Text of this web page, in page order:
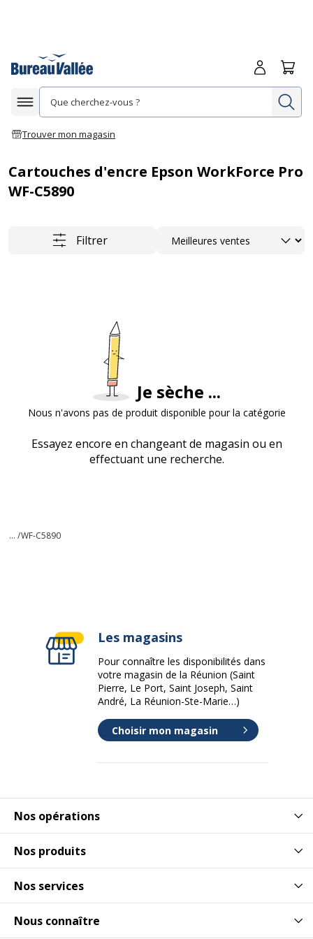
Afficher la navigation
Trouver mon magasin
Me
Cartouches d'encre Epson WorkForce Pro
WF-C5890
Filtrer Trier
Je sèche ...
Nous n'avons pas de produit disponible pour la catégorie
Essayez encore en changeant de magasin ou en
effectuant une recherche.
... /WF-C5890
Nos opérations
Nos produits
Nos services
Nous connaître
Les magasins
Pour connaître les disponibilités dans
votre magasin de la Réunion (Saint
Pierre, Le Port, Saint Joseph, Saint
André, La Réunion-Ste-Marie…)
Choisir mon magasin